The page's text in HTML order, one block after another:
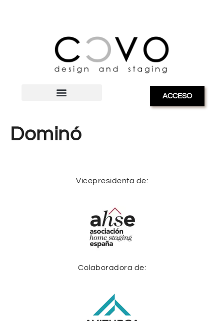
ACCESO
Dominó
Vicepresidenta de:
Colaboradora de: